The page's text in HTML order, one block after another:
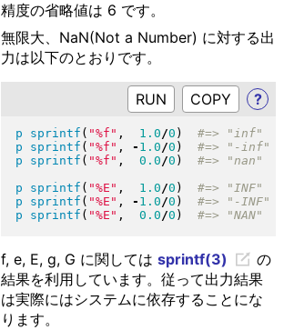
精度の省略値は 6 です。
無限大、NaN(Not a Number) に対する出
力は以下のとおりです。
RUN ?
p sprintf ( "%f " , 1.0/0 )
p
sprintf ( "%f " , - 1.0/0 )
p
sprintf ( "%f " , 0.0/0 )
p
sprintf ( "%E " , 1.0/0 )
p
sprintf ( "%E " , - 1.0/0 )
p
sprintf ( "%E " , 0.0/0 )
f, e, E, g, G に関しては sprintf(3)
の
結果を利用しています。従って出力結果
は実際にはシステムに依存することにな
ります。